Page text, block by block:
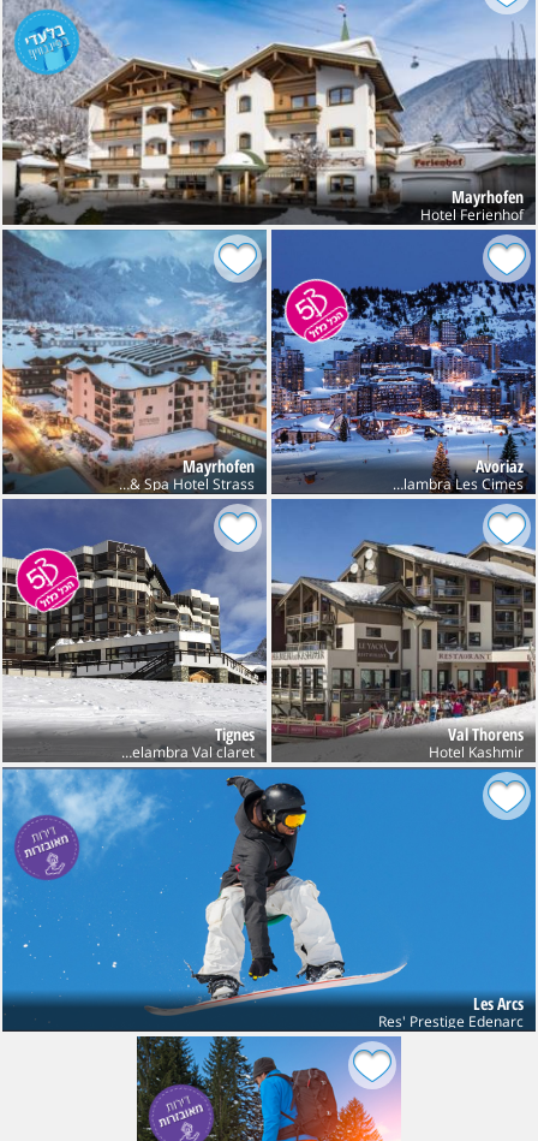
Mayrhofen
Hotel Ferienhof
Avoriaz
Club Belambra Les Cimes
Mayrhofen
Sport & Spa Hotel Strass
Val Thorens
Hotel Kashmir
Tignes
Club Belambra Val claret חנוכה
Les Arcs
Res' Prestige Edenarc